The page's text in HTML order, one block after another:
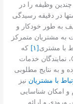
وظیفه را در
در دقیقه رسیدگی
به طور خودکار و
به مشتریان متمرکز
با مشتری[۱]
که
بتواند چنین کاری را انجام دهد. با استفاده از CRM، نمایندگان خدمات
و به نتایج مطلوبی
با مشتریان نیز
و امکان شناسایی
و ارائه